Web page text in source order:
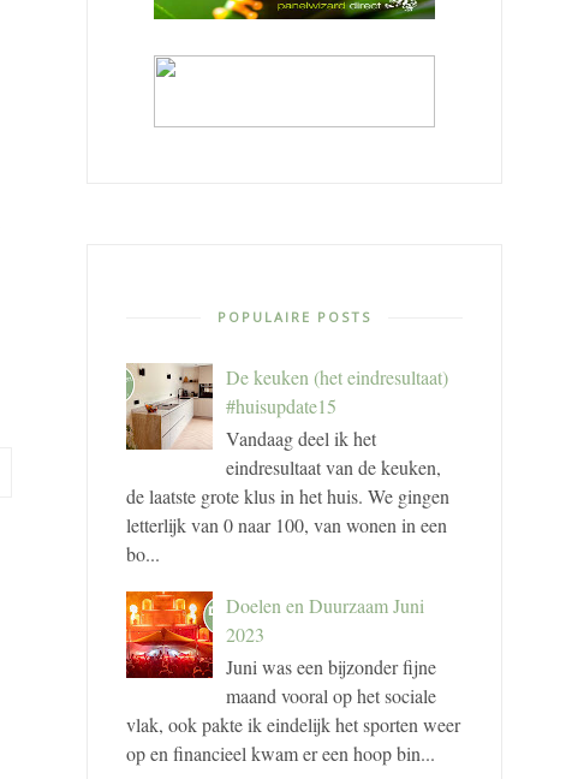
POPULAIRE POSTS
De keuken (het eindresultaat)
#huisupdate15
Vandaag deel ik het
eindresultaat van de keuken,
de laatste grote klus in het huis. We gingen
letterlijk van 0 naar 100, van wonen in een
bo...
Doelen en Duurzaam Juni
2023
Juni was een bijzonder fijne
maand vooral op het sociale
vlak, ook pakte ik eindelijk het sporten weer
op en financieel kwam er een hoop bin...